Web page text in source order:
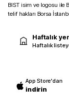
BIST isim ve logosu ile
telif hakları Borsa
Haftalık
Haftalık
App Store'dan
indirin